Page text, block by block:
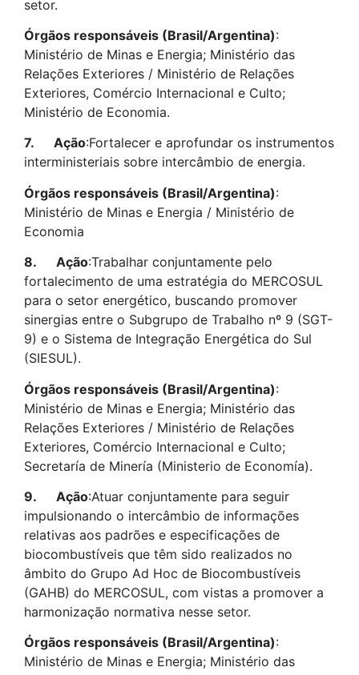
setor.
Órgãos responsáveis (Brasil/Argentina):
Ministério de Minas e Energia; Ministério das
Relações Exteriores / Ministério de Relações
Exteriores, Comércio Internacional e Culto;
Ministério de Economia.
7. Ação:Fortalecer e aprofundar os instrumentos
interministeriais sobre intercâmbio de energia.
Órgãos responsáveis (Brasil/Argentina):
Ministério de Minas e Energia / Ministério de
Economia
8. Ação:Trabalhar conjuntamente pelo
fortalecimento de uma estratégia do MERCOSUL
para o setor energético, buscando promover
sinergias entre o Subgrupo de Trabalho nº 9 (SGT-
9) e o Sistema de Integração Energética do Sul
(SIESUL).
Órgãos responsáveis (Brasil/Argentina):
Ministério de Minas e Energia; Ministério das
Relações Exteriores / Ministério de Relações
Exteriores, Comércio Internacional e Culto;
Secretaría de Minería (Ministerio de Economía).
9. Ação:Atuar conjuntamente para seguir
impulsionando o intercâmbio de informações
relativas aos padrões e especificações de
biocombustíveis que têm sido realizados no
âmbito do Grupo Ad Hoc de Biocombustíveis
(GAHB) do MERCOSUL, com vistas a promover a
harmonização normativa nesse setor.
Órgãos responsáveis (Brasil/Argentina):
Ministério de Minas e Energia; Ministério das